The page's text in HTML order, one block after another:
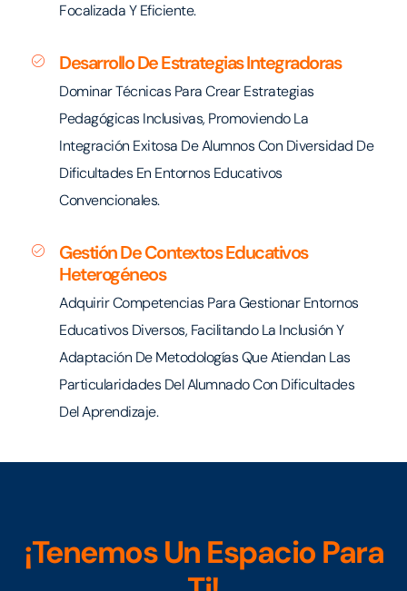
Focalizada Y Eficiente.
Desarrollo De Estrategias Integradoras
Dominar Técnicas Para Crear Estrategias
Pedagógicas Inclusivas, Promoviendo La
Integración Exitosa De Alumnos Con Diversidad De
Dificultades En Entornos Educativos
Convencionales.
Gestión De Contextos Educativos
Heterogéneos
Adquirir Competencias Para Gestionar Entornos
Educativos Diversos, Facilitando La Inclusión Y
Adaptación De Metodologías Que Atiendan Las
Particularidades Del Alumnado Con Dificultades
Del Aprendizaje.
¡Tenemos Un Espacio Para